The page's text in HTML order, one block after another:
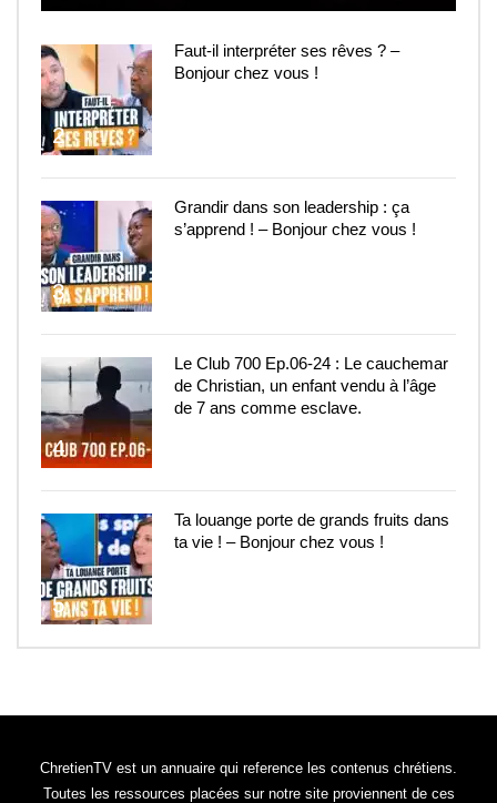
2
Faut-il interpréter ses rêves ? –
Bonjour chez vous !
3
Grandir dans son leadership : ça
s’apprend ! – Bonjour chez vous !
4
Le Club 700 Ep.06-24 : Le cauchemar
de Christian, un enfant vendu à l’âge
de 7 ans comme esclave.
5
Ta louange porte de grands fruits dans
ta vie ! – Bonjour chez vous !
ChretienTV est un annuaire qui reference les contenus chrétiens.
Toutes les ressources placées sur notre site proviennent de ces